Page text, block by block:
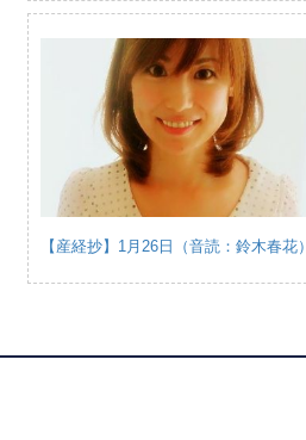
【産経抄】1月26日（音読：鈴木春花）